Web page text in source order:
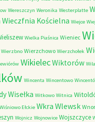
Wereszczyn Weronika Westerplatte
Wieczfnia Kościelna Wiejce
Wielka Piaśnica Wieniec
Wierzbno Wierzchowo Wierzchołek
WikielecWiktorów
Wincenta Wincentowo
Wisełka Witkowo Witnica
Wiśniowo Ełckie Wkra Wlewsk
Wojnicz Wojnowice Wojszczyce